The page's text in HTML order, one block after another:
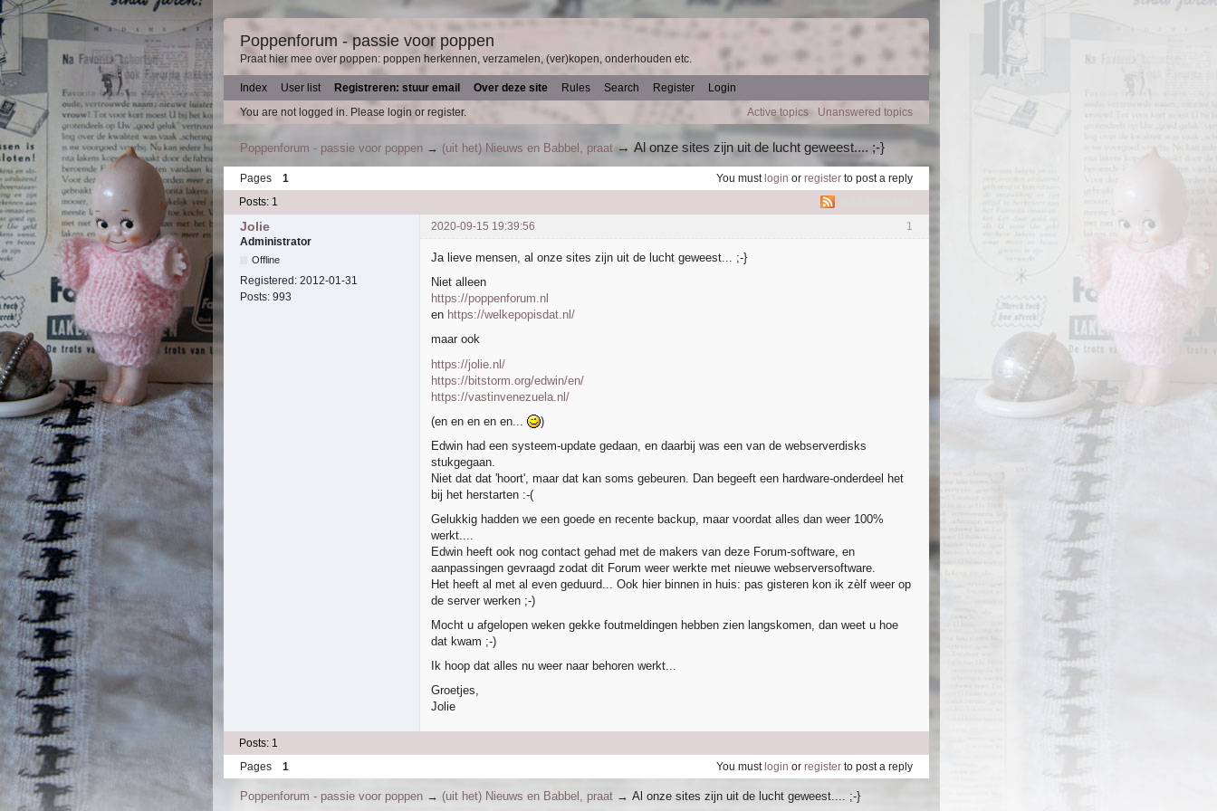
Poppenforum - passie voor poppen
Praat hier mee over poppen: poppen herkennen, verzamelen, (ver)kopen, onderhouden etc.
Index User list Registreren: stuur email Over deze site Rules Search Register
Login
You are not logged in. Please login or register. Active topics Unanswered topics
Poppenforum - passie voor poppen → (uit het) Nieuws en Babbel, praat →Al onze sites zijn uit de lucht geweest.... ;-}
Pages 1 You must login or register to post a reply
Posts: 1
1
Jolie
2020-09-15 19:39:56
Administrator
Offline
Registered: 2012-01-31
Posts: 993
Ja lieve mensen, al onze sites zijn uit de lucht geweest... ;-}
Niet alleen
https://poppenforum.nl
en https://welkepopisdat.nl/
maar ook
https://jolie.nl/
https://bitstorm.org/edwin/en/
https://vastinvenezuela.nl/
(en en en en en...
)
Edwin had een systeem-update gedaan, en daarbij was een van de webserverdisks
stukgegaan.
Niet dat dat 'hoort', maar dat kan soms gebeuren. Dan begeeft een hardware-onderdeel het
bij het herstarten :-(
Gelukkig hadden we een goede en recente backup, maar voordat alles dan weer 100%
werkt....
Edwin heeft ook nog contact gehad met de makers van deze Forum-software, en
aanpassingen gevraagd zodat dit Forum weer werkte met nieuwe webserversoftware.
Het heeft al met al even geduurd... Ook hier binnen in huis: pas gisteren kon ik zèlf weer op
de server werken ;-)
Mocht u afgelopen weken gekke foutmeldingen hebben zien langskomen, dan weet u hoe
dat kwam ;-)
Ik hoop dat alles nu weer naar behoren werkt...
Groetjes,
Jolie
Posts: 1
Pages
1 You must login or register to post a reply
Poppenforum - passie voor poppen → (uit het) Nieuws en Babbel, praat →Al onze sites zijn uit de lucht geweest.... ;-}